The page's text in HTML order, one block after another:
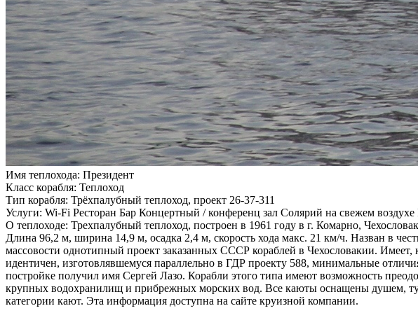
Имя теплохода: Президент
Класс корабля: Теплоход
Тип корабля: Трёхпалубный теплоход, проект 26-37-311
Услуги: Wi-Fi Ресторан Бар Концертный / конференц зал Солярий на свежем
О теплоходе: Трехпалубный теплоход, построен в 1961 году в г. Комарно,
Длина 96,2 м, ширина 14,9 м, осадка 2,4 м, скорость хода макс. 21 км/ч. Назван в
массовости однотипный проект заказанных СССР кораблей в Чехословакии.
идентичен, изготовлявшемуся параллельно в ГДР проекту 588, минимальные
постройке получил имя Сергей Лазо. Корабли этого типа имеют возможность
крупных водохранилищ и прибрежных морских вод. Все каюты оснащены душем,
категории кают. Эта информация доступна на сайте круизной компании.